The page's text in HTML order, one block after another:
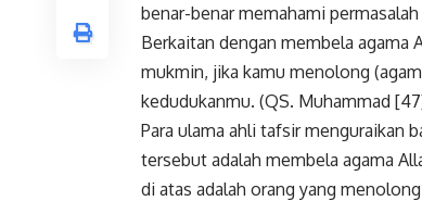
benar-benar memahami
Berkaitan dengan membela agama
mukmin, jika kamu menolong
kedudukanmu. (QS. Muhammad
Para ulama ahli tafsir menguraikan
tersebut adalah membela agama
di atas adalah orang yang